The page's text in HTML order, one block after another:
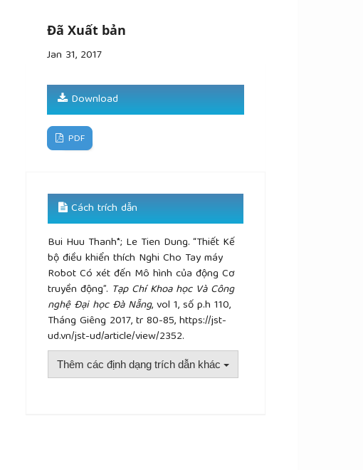
Đã Xuất bản
Jan 31, 2017
Download
PDF
Cách trích dẫn
Bui Huu Thanh*; Le Tien Dung. “Thiết Kế
bộ điều khiển thích Nghi Cho Tay máy
Robot Có xét đến Mô hình của động Cơ
truyền động”. Tạp Chí Khoa học Và Công
nghệ Đại học Đà Nẵng, vol 1, số p.h 110,
Tháng Giêng 2017, tr 80-85, https://jst-
ud.vn/jst-ud/article/view/2352.
Thêm các định dạng trích dẫn khác